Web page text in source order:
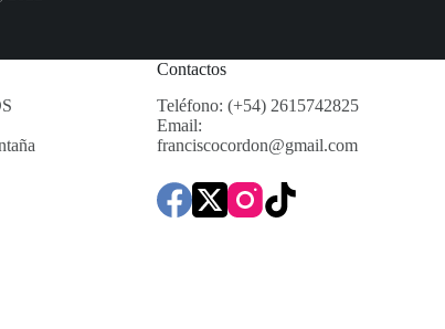
Contactos
Teléfono: (+54) 2615742825
Email:
franciscocordon@gmail.com